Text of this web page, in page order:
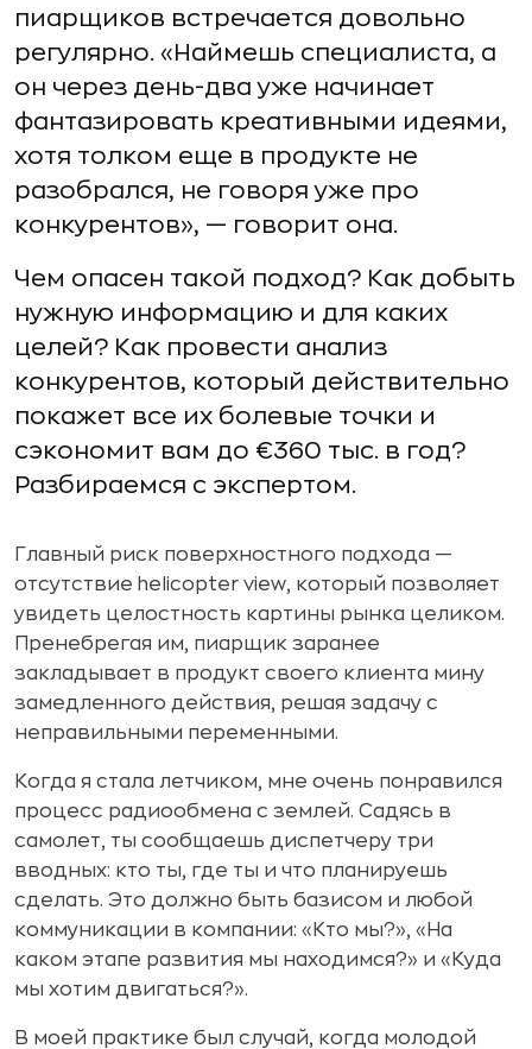
пиарщиков встречается довольно
регулярно. «Наймешь специалиста, а
он через день-два уже начинает
фантазировать креативными идеями,
хотя толком еще в продукте не
разобрался, не говоря уже про
конкурентов», — говорит она.
Чем опасен такой подход? Как добыть
нужную информацию и для каких
целей? Как провести анализ
конкурентов, который действительно
покажет все их болевые точки и
сэкономит вам до €360 тыс. в год?
Разбираемся с экспертом.
Главный риск поверхностного подхода —
отсутствие helicopter view, который позволяет
увидеть целостность картины рынка целиком.
Пренебрегая им, пиарщик заранее
закладывает в продукт своего клиента мину
замедленного действия, решая задачу с
неправильными переменными.
Когда я стала летчиком, мне очень понравился
процесс радиообмена с землей. Садясь в
самолет, ты сообщаешь диспетчеру три
вводных: кто ты, где ты и что планируешь
сделать. Это должно быть базисом и любой
коммуникации в компании: «Кто мы?», «На
каком этапе развития мы находимся?» и «Куда
мы хотим двигаться?».
В моей практике был случай, когда молодой